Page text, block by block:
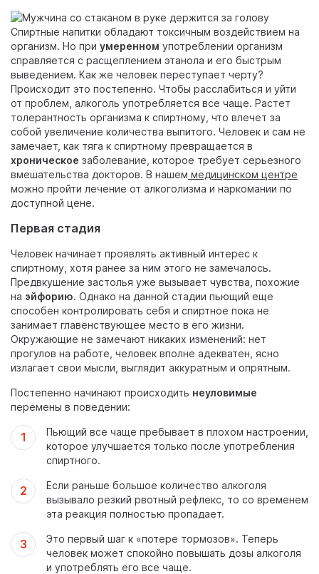
Спиртные напитки обладают токсичным воздействием на
организм. Но при умеренном употреблении организм
справляется с расщеплением этанола и его быстрым
выведением. Как же человек переступает черту?
Происходит это постепенно. Чтобы расслабиться и уйти
от проблем, алкоголь употребляется все чаще. Растет
толерантность организма к спиртному, что влечет за
собой увеличение количества выпитого. Человек и сам не
замечает, как тяга к спиртному превращается в
хроническое заболевание, которое требует серьезного
вмешательства докторов. В нашем медицинском центре
можно пройти лечение от алкоголизма и наркомании по
доступной цене.
Первая стадия
Человек начинает проявлять активный интерес к
спиртному, хотя ранее за ним этого не замечалось.
Предвкушение застолья уже вызывает чувства, похожие
на эйфорию. Однако на данной стадии пьющий еще
способен контролировать себя и спиртное пока не
занимает главенствующее место в его жизни.
Окружающие не замечают никаких изменений: нет
прогулов на работе, человек вполне адекватен, ясно
излагает свои мысли, выглядит аккуратным и опрятным.
Постепенно начинают происходить неуловимые
перемены в поведении:
Пьющий все чаще пребывает в плохом настроении,
которое улучшается только после употребления
спиртного.
Если раньше большое количество алкоголя
вызывало резкий рвотный рефлекс, то со временем
эта реакция полностью пропадает.
Это первый шаг к «потере тормозов». Теперь
человек может спокойно повышать дозы алкоголя
и употреблять его все чаще.